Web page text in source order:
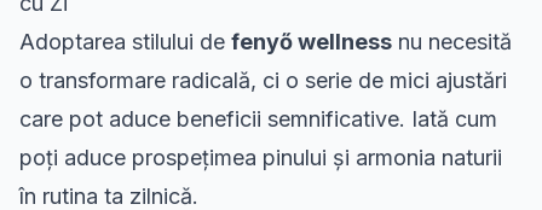
Adoptarea stilului de fenyő wellness nu necesită
o transformare radicală, ci o serie de mici ajustări
care pot aduce beneficii semnificative. Iată cum
poți aduce prospețimea pinului și armonia naturii
în rutina ta zilnică.